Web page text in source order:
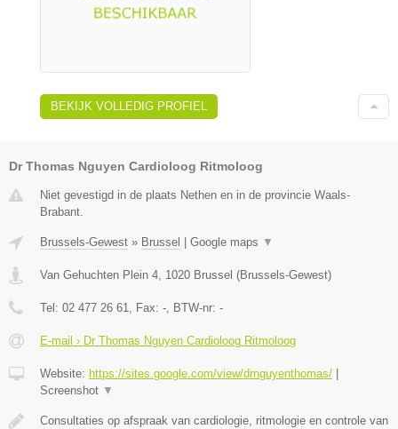
BEKIJK VOLLEDIG PROFIEL
Dr Thomas Nguyen Cardioloog Ritmoloog
Niet gevestigd in de plaats Nethen en in de provincie Waals-
Brabant.
Brussels-Gewest » Brussel | Google maps ▼
Van Gehuchten Plein 4 1020 Brussel (Brussels-Gewest)
Tel: 02 477 26 61 , Fax: - , BTW-nr: -
E-mail › Dr Thomas Nguyen Cardioloog Ritmoloog
Website: https://sites.google.com/view/drnguyenthomas/ |
Screenshot ▼
Consultaties op afspraak van cardiologie, ritmologie en controle van